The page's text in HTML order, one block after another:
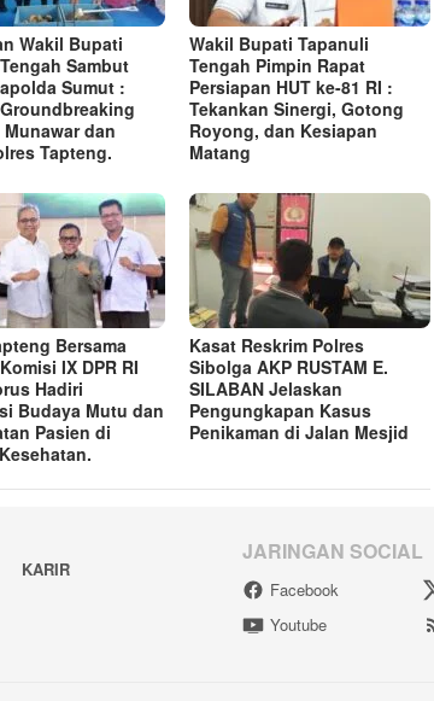
Wakil Bupati
Sambut
Sumut :
dan
Tapteng.
Wakil Bupati Tapanuli
Tengah Pimpin Rapat
Persiapan HUT ke-81 RI :
Tekankan Sinergi, Gotong
Royong, dan Kesiapan
Matang
Bersama
IX DPR RI
Hadiri
Budaya Mutu dan
Pasien di
Kasat Reskrim Polres
Sibolga AKP RUSTAM E.
SILABAN Jelaskan
Pengungkapan Kasus
Penikaman di Jalan Mesjid
KARIR
JARINGAN SOCIAL
Facebook
Youtube